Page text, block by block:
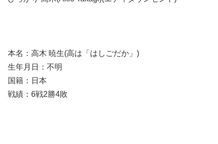
本名：高木 暁生(高は「はしごだか」)
生年月日：不明
国籍：日本
戦績：6戦2勝4敗